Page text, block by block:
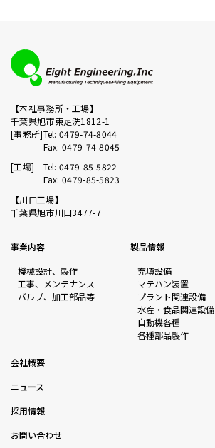
【本社事務所・工場】
千葉県旭市東足洗1812-1
[事務所]Tel: 0479-74-8044
Fax: 0479-74-8045
[工場] Tel: 0479-85-5822
Fax: 0479-85-5823
【川口工場】
千葉県旭市川口3477-7
事業内容
機械設計、製作
工事、メンテナンス
バルブ、加工部品等
製品情報
充填設備
マテハン装置
プラント関連設備
水産・食品関連設備
自動機各種
各種部品製作
会社概要
ニュース
採用情報
お問い合わせ